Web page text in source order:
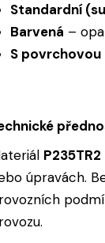
Standardní
Barvená –
S povrchovou
P235TR2
úpravách.